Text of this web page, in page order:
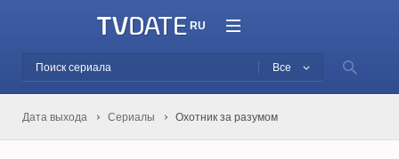
RU
Все
Дата выхода Сериалы Охотник за разумом